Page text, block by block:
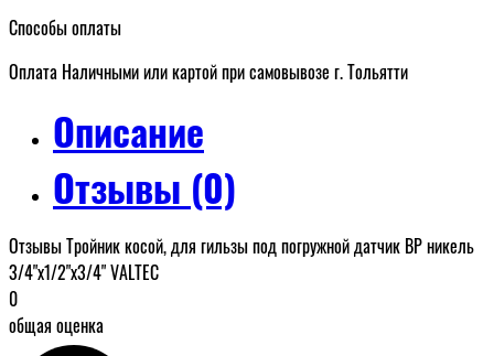
Способы оплаты
Оплата Наличными или картой при самовывозе г. Тольятти
Описание
Отзывы (0)
Отзывы Тройник косой, для гильзы под погружной датчик ВР никель
3/4"x1/2"x3/4" VALTEC
0
общая оценка